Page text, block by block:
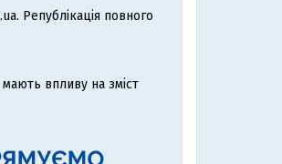
Републікація повного
впливу на зміст